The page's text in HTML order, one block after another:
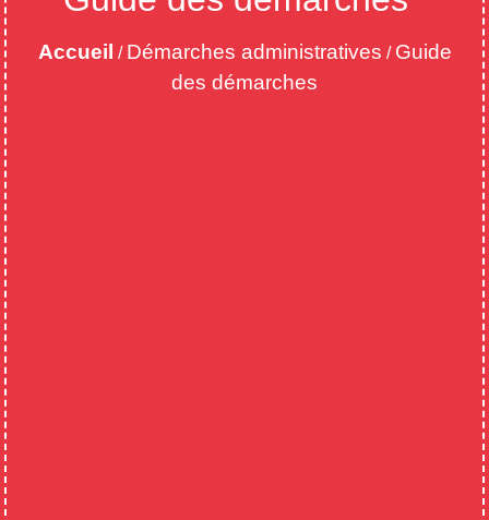
Accueil / Démarches administratives / Guide
des démarches